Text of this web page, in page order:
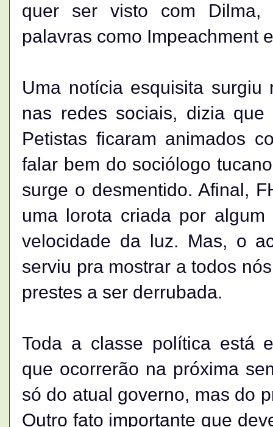
quer ser visto com Dilma,
palavras como Impeachment
Uma notícia esquisita
nas redes sociais, dizia
Petistas ficaram animados
falar bem do sociólogo
surge o desmentido. Afinal,
uma lorota criada por
velocidade da luz. Mas, o
serviu pra mostrar a todos
prestes a ser derrubada.
Toda a classe política está
que ocorrerão na próxima
só do atual governo, mas do
Outro fato importante que